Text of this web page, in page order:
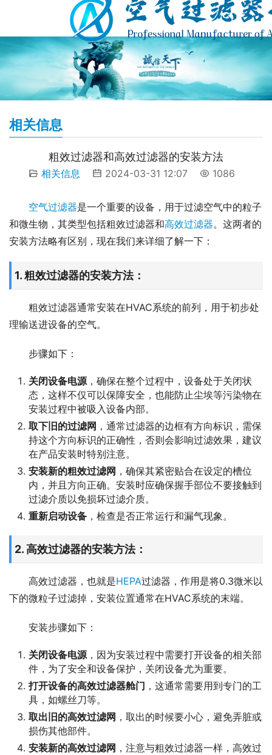
相关信息
粗效过滤器和高效过滤器的安装方法
相关信息 2024-03-31 12:07 1086
空气过滤器是一个重要的设备，用于过滤空气中的粒子
和微生物，其类型包括粗效过滤器和高效过滤器。这两者的
安装方法略有区别，现在我们来详细了解一下：
1. 粗效过滤器的安装方法：
粗效过滤器通常安装在HVAC系统的前列，用于初步处
理输送进设备的空气。
步骤如下：
关闭设备电源，确保在整个过程中，设备处于关闭状
态，这样不仅可以保障安全，也能防止尘埃等污染物在
安装过程中被吸入设备内部。
取下旧的过滤网 ，通常过滤器的边框有方向标识，需保
持这个方向标识的正确性，否则会影响过滤效果，建议
在产品安装时特别注意。
安装新的粗效过滤网 ，确保其紧密贴合在设定的槽位
内，并且方向正确。安装时应确保握手部位不要接触到
过滤介质以免损坏过滤介质。
重新启动设备 ，检查是否正常运行和漏气现象。
2. 高效过滤器的安装方法：
高效过滤器，也就是HEPA过滤器，作用是将0.3微米以
下的微粒子过滤掉，安装位置通常在HVAC系统的末端。
安装步骤如下：
关闭设备电源，因为安装过程中需要打开设备的相关部
件，为了安全和设备保护，关闭设备尤为重要。
打开设备的高效过滤器舱门 ，这通常需要用到专门的工
具，如螺丝刀等。
取出旧的高效过滤网 ，取出的时候要小心，避免弄脏或
损伤其他部件。
安装新的高效过滤网 ，注意与粗效过滤器一样，高效过